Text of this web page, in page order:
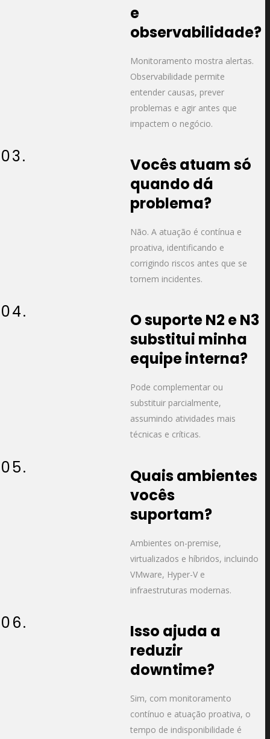
e
observabilidade?
Monitoramento mostra alertas.
Observabilidade permite
entender causas, prever
problemas e agir antes que
impactem o negócio.
03.
Vocês atuam só
quando dá
problema?
Não. A atuação é contínua e
proativa, identificando e
corrigindo riscos antes que se
tornem incidentes.
04.
O suporte N2 e N3
substitui minha
equipe interna?
Pode complementar ou
substituir parcialmente,
assumindo atividades mais
técnicas e críticas.
05.
Quais ambientes
vocês
suportam?
Ambientes on-premise,
virtualizados e híbridos, incluindo
VMware, Hyper-V e
infraestruturas modernas.
06.
Isso ajuda a
reduzir
downtime?
Sim, com monitoramento
contínuo e atuação proativa, o
tempo de indisponibilidade é